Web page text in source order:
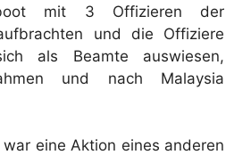
mit 3 Offizieren der
und die Offiziere
als Beamte auswiesen,
und nach Malaysia
eine Aktion eines anderen